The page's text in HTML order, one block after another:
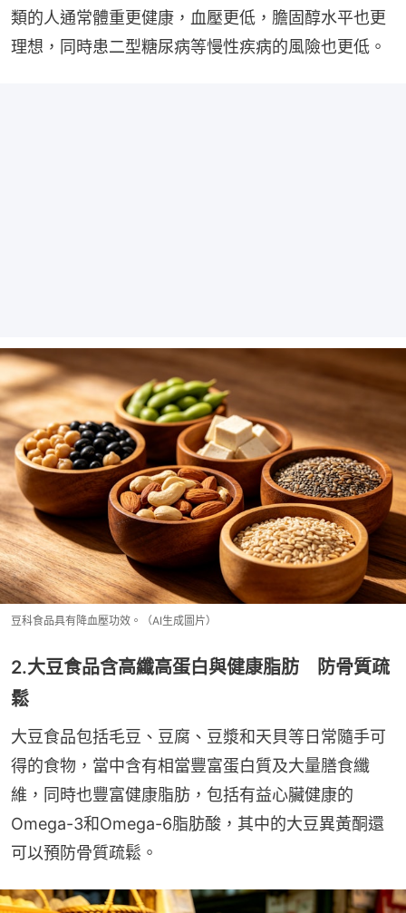
類的人通常體重更健康，血壓更低，膽固醇水平也更
理想，同時患二型糖尿病等慢性疾病的風險也更低。
豆科食品具有降血壓功效。（AI生成圖片）
2.大豆食品含高纖高蛋白與健康脂肪 防骨質疏
鬆
大豆食品包括毛豆、豆腐、豆漿和天貝等日常隨手可
得的食物，當中含有相當豐富蛋白質及大量膳食纖
維，同時也豐富健康脂肪，包括有益心臟健康的
Omega-3和Omega-6脂肪酸，其中的大豆異黃酮還
可以預防骨質疏鬆。